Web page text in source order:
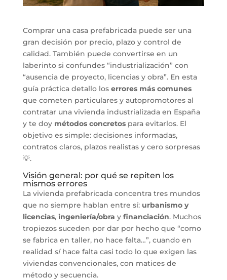
Comprar una casa prefabricada puede ser una
gran decisión por precio, plazo y control de
calidad. También puede convertirse en un
laberinto si confundes “industrialización” con
“ausencia de proyecto, licencias y obra”. En esta
guía práctica detallo los errores más comunes
que cometen particulares y autopromotores al
contratar una vivienda industrializada en España
y te doy métodos concretospara evitarlos. El
objetivo es simple: decisiones informadas,
contratos claros, plazos realistas y cero sorpresas
💡.
Visión general: por qué se repiten los
mismos errores
La vivienda prefabricada concentra tres mundos
que no siempre hablan entre sí: urbanismo y
licencias, ingeniería/obra y financiación. Muchos
tropiezos suceden por dar por hecho que “como
se fabrica en taller, no hace falta…”, cuando en
realidad síhace falta casi todo lo que exigen las
viviendas convencionales, con matices de
método y secuencia.